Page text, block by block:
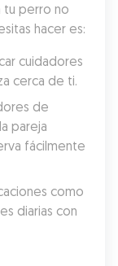
tu perro no
hacer es:
cuidadores
cerca de ti.
de
pareja
fácilmente
como
diarias con